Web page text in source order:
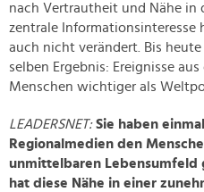
nach Vertrautheit und Nähe in
zentrale Informationsinteresse
auch nicht verändert. Bis
selben Ergebnis: Ereignisse
Menschen wichtiger als
LEADERSNET: Sie haben
Regionalmedien den
unmittelbaren Lebensumfeld
hat diese Nähe in einer